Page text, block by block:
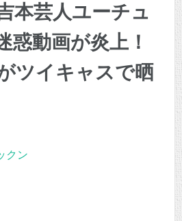
本芸人ユーチュ
惑動画が炎上！
ツイキャスで晒